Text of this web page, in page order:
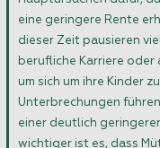
eine geringere Rente
dieser Zeit pausieren
berufliche Karriere oder
um sich um ihre Kinder
Unterbrechungen
einer deutlich
wichtiger ist es, dass